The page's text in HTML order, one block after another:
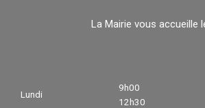
La Mairie vous accueille
Lundi
9h00
12h30